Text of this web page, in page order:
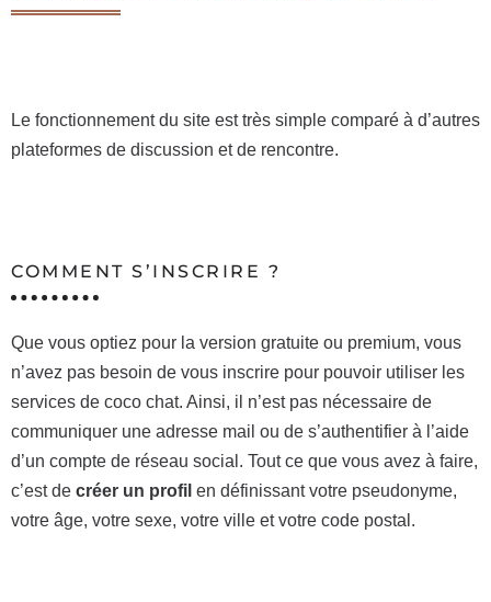
Le fonctionnement du site est très simple comparé à d’autres
plateformes de discussion et de rencontre.
COMMENT S’INSCRIRE ?
Que vous optiez pour la version gratuite ou premium, vous
n’avez pas besoin de vous inscrire pour pouvoir utiliser les
services de coco chat. Ainsi, il n’est pas nécessaire de
communiquer une adresse mail ou de s’authentifier à l’aide
d’un compte de réseau social. Tout ce que vous avez à faire,
c’est de créer un profil en définissant votre pseudonyme,
votre âge, votre sexe, votre ville et votre code postal.